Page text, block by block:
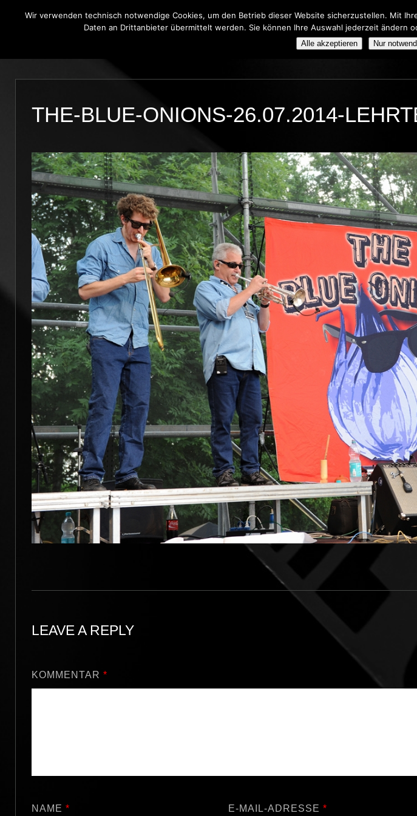
THE BLUE ONIONS BLUES BROTHERS TRIBUTE SHOW
THE-BLUE-ONIONS-26.07.2014-
LEAVE A REPLY
KOMMENTAR *
NAME * E-MAIL-ADRESSE*
Wir verwenden technisch notwendige Cookies, um den Betrieb dieser Website sicherzustellen. Mit
Daten an Drittanbieter übermittelt werden. Sie können Ihre Auswahl jederzeit
Alle akzeptieren Nur